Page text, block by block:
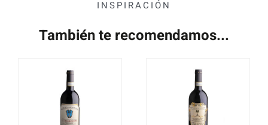
INSPIRACIÓN
También te recomendamos...